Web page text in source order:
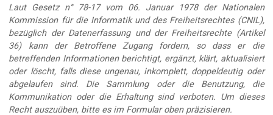
Laut Gesetz n° 78-17 vom 06. Januar 1978 der Nationalen
Kommission für die Informatik und des Freiheitsrechtes (CNIL),
bezüglich der Datenerfassung und der Freiheitsrechte (Artikel
36) kann der Betroffene Zugang fordern, so dass er die
betreffenden Informationen berichtigt, ergänzt, klärt, aktualisiert
oder löscht, falls diese ungenau, inkomplett, doppeldeutig oder
abgelaufen sind. Die Sammlung oder die Benutzung, die
Kommunikation oder die Erhaltung sind verboten. Um dieses
Recht auszuüben, bitte es im Formular oben präzisieren.